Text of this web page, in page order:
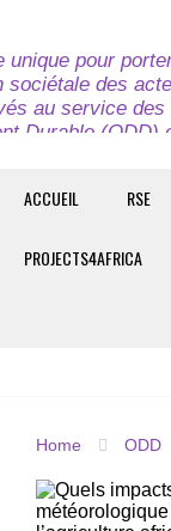
unique pour
sociétale des
au service
Durable (ODD)
ACCUEIL RSE
PROJECTS4AFRICA
Home ODD